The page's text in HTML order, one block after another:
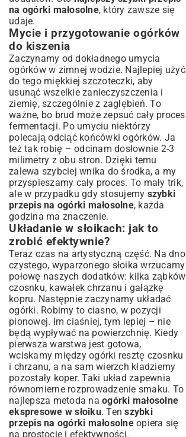
na ogórki małosolne, który zawsze się
udaje.
Mycie i przygotowanie ogórków
do kiszenia
Zaczynamy od dokładnego umycia
ogórków w zimnej wodzie. Najlepiej użyć
do tego miękkiej szczoteczki, aby
usunąć wszelkie zanieczyszczenia i
ziemię, szczególnie z zagłębień. To
ważne, bo brud może zepsuć cały proces
fermentacji. Po umyciu niektórzy
polecają odciąć końcówki ogórków. Ja
też tak robię – odcinam dosłownie 2-3
milimetry z obu stron. Dzięki temu
zalewa szybciej wnika do środka, a my
przyspieszamy cały proces. To mały trik,
ale w przypadku gdy stosujemy szybki
przepis na ogórki małosolne, każda
godzina ma znaczenie.
Układanie w słoikach: jak to
zrobić efektywnie?
Teraz czas na artystyczną część. Na dno
czystego, wyparzonego słoika wrzucamy
połowę naszych dodatków: kilka ząbków
czosnku, kawałek chrzanu i gałązkę
kopru. Następnie zaczynamy układać
ogórki. Robimy to ciasno, w pozycji
pionowej. Im ciaśniej, tym lepiej – nie
będą wypływać na powierzchnię. Kiedy
pierwsza warstwa jest gotowa,
wciskamy między ogórki resztę czosnku
i chrzanu, a na sam wierzch kładziemy
pozostały koper. Taki układ zapewnia
równomierne rozprowadzenie smaku. To
najlepsza metoda na ogórki małosolne
ekspresowe w słoiku. Tenszybki
przepis na ogórki małosolneopiera się
na prostocie i efektywności.